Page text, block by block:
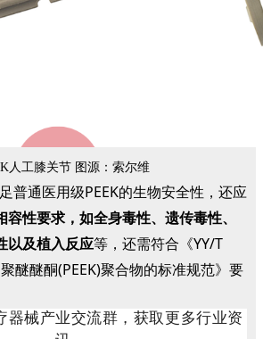
人工膝关节 图源：索尔维
普通医用级PEEK的生物安全性，还应
性要求，如全身毒性、遗传毒性、
以及植入反应等，还需符合《YY/T
醚醚酮(PEEK)聚合物的标准规范》要
器械产业交流群，获取更多行业资